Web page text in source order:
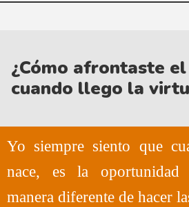
¿Cómo afrontaste
cuando llego la
Yo siempre siento que
nace, es la
manera diferente de hacer